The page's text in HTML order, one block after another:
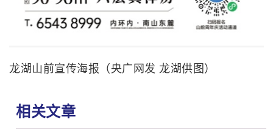
龙湖山前宣传海报（央广网发 龙湖供图）
相关文章